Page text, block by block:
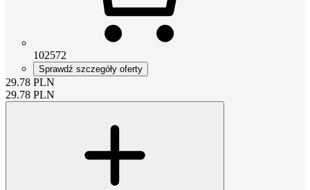
102572
Sprawdź szczegóły oferty
29.78 PLN
29.78 PLN